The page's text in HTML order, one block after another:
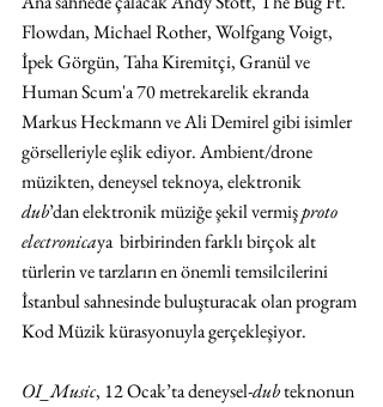
Flowdan, Michael Rother, Wolfgang Voigt,
İpek Görgün, Taha Kiremitçi, Granül ve
Human Scum'a 70 metrekarelik ekranda
Markus Heckmann ve Ali Demirel gibi isimler
görselleriyle eşlik ediyor. Ambient/drone
müzikten, deneysel teknoya, elektronik
dub’dan elektronik müziğe şekil vermiş proto
electronicaya  birbirinden farklı birçok alt
türlerin ve tarzların en önemli temsilcilerini
İstanbul sahnesinde buluşturacak olan program
Kod Müzik kürasyonuyla gerçekleşiyor.
OI_Music, 12 Ocak’ta deneysel-dub teknonun